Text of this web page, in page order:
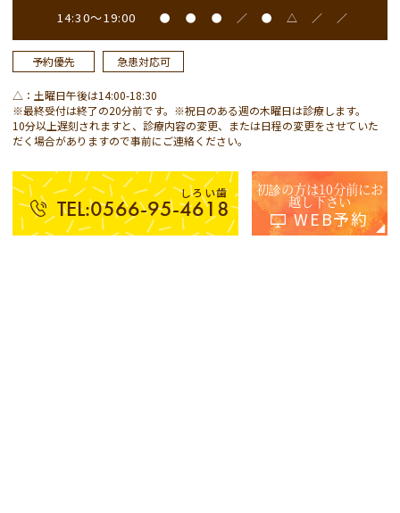
14:30～19:00 ● ● ● ／ ● △ ／ ／
予約優先 急患対応可
△：土曜日午後は14:00-18:30
※最終受付は終了の20分前です。※祝日のある週の木曜日は診療します。
10分以上遅刻されますと、診療内容の変更、または日程の変更をさせていた
だく場合がありますので事前にご連絡ください。
しろい歯
TEL:0566-95-4618
初診の方は10分前にお
越し下さい
WEB予約